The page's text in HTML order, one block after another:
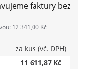
faktury bez
12 341,00 Kč
za kus (vč. DPH)
11 611,87 Kč